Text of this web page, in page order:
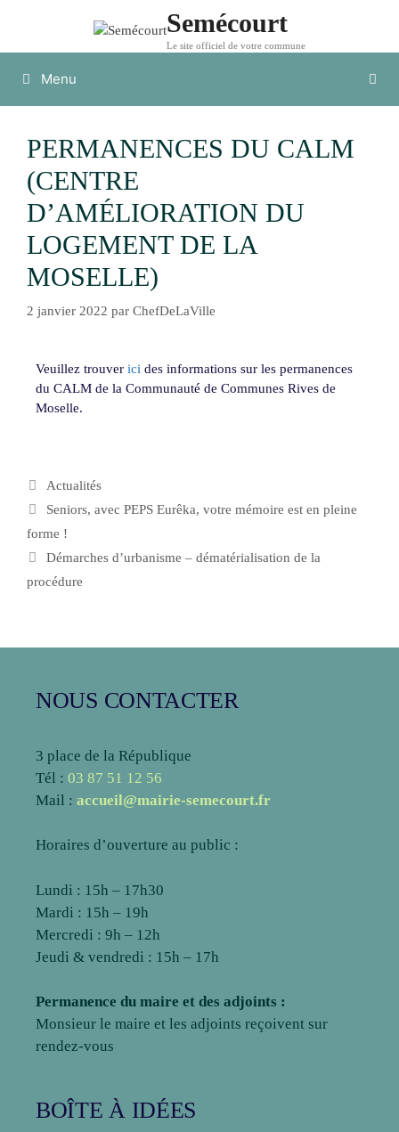
Semécourt
Le site officiel de votre commune
Menu
PERMANENCES DU CALM
(CENTRE
D’AMÉLIORATION DU
LOGEMENT DE LA
MOSELLE)
2 janvier 2022 par ChefDeLaVille
Veuillez trouver ici des informations sur les permanences
du CALM de la Communauté de Communes Rives de
Moselle.
Actualités
Seniors, avec PEPS Eurêka, votre mémoire est en pleine
forme !
Démarches d’urbanisme – dématérialisation de la
procédure
NOUS CONTACTER
3 place de la République
Tél : 03 87 51 12 56
Mail : accueil@mairie-semecourt.fr
Horaires d’ouverture au public :
Lundi : 15h – 17h30
Mardi : 15h – 19h
Mercredi : 9h – 12h
Jeudi & vendredi : 15h – 17h
Permanence du maire et des adjoints :
Monsieur le maire et les adjoints reçoivent sur
rendez-vous
BOÎTE À IDÉES